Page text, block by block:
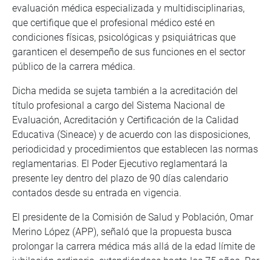
evaluación médica especializada y multidisciplinarias,
que certifique que el profesional médico esté en
condiciones físicas, psicológicas y psiquiátricas que
garanticen el desempeño de sus funciones en el sector
público de la carrera médica.
Dicha medida se sujeta también a la acreditación del
título profesional a cargo del Sistema Nacional de
Evaluación, Acreditación y Certificación de la Calidad
Educativa (Sineace) y de acuerdo con las disposiciones,
periodicidad y procedimientos que establecen las normas
reglamentarias. El Poder Ejecutivo reglamentará la
presente ley dentro del plazo de 90 días calendario
contados desde su entrada en vigencia.
El presidente de la Comisión de Salud y Población, Omar
Merino López (APP), señaló que la propuesta busca
prolongar la carrera médica más allá de la edad límite de